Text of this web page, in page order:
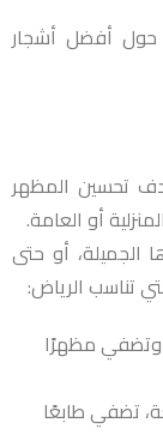
حول أفضل أشجار
تحسين المظهر
أو العامة.
الجميلة، أو حتى
تناسب الرياض:
وتضفي مظهرًا
تضفي طابعًا